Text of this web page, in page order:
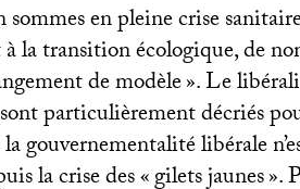
sommes en pleine crise
la transition écologique, de
de modèle». Le
particulièrement décriés
gouvernementalité libérale
la crise des «gilets jaunes».